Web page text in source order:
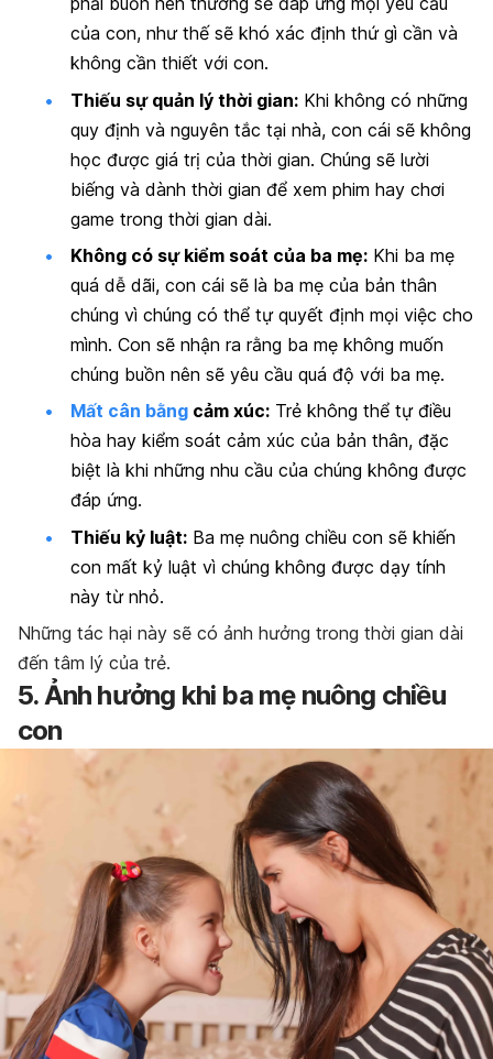
của con, như thế sẽ khó xác định thứ gì cần và
không cần thiết với con.
Thiếu sự quản lý thời gian: Khi không có những
quy định và nguyên tắc tại nhà, con cái sẽ không
học được giá trị của thời gian. Chúng sẽ lười
biếng và dành thời gian để xem phim hay chơi
game trong thời gian dài.
Không có sự kiểm soát của ba mẹ: Khi ba mẹ
quá dễ dãi, con cái sẽ là ba mẹ của bản thân
chúng vì chúng có thể tự quyết định mọi việc cho
mình. Con sẽ nhận ra rằng ba mẹ không muốn
chúng buồn nên sẽ yêu cầu quá độ với ba mẹ.
Mất cân bằng cảm xúc: Trẻ không thể tự điều
hòa hay kiểm soát cảm xúc của bản thân, đặc
biệt là khi những nhu cầu của chúng không được
đáp ứng.
Thiếu kỷ luật: Ba mẹ nuông chiều con sẽ khiến
con mất kỷ luật vì chúng không được dạy tính
này từ nhỏ.
Những tác hại này sẽ có ảnh hưởng trong thời gian dài
đến tâm lý của trẻ.
5. Ảnh hưởng khi ba mẹ nuông chiều
con